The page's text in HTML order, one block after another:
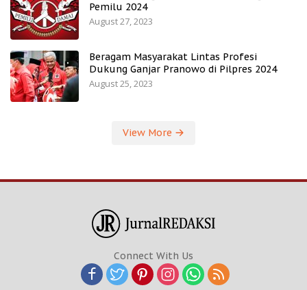
Pemilu 2024
August 27, 2023
Beragam Masyarakat Lintas Profesi
Dukung Ganjar Pranowo di Pilpres 2024
August 25, 2023
View More
Connect With Us